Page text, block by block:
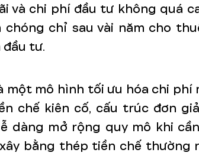
và chi phí đầu tư không quá
chỉ sau vài năm cho
tư.
một mô hình tối ưu hóa chi phí
chế kiên cố, cấu trúc đơn
dàng mở rộng quy mô khi
bằng thép tiền chế thường